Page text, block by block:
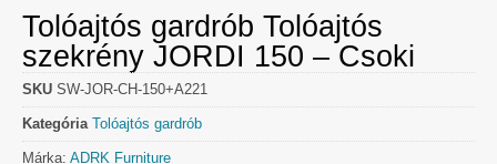
Tolóajtós gardrób Tolóajtós
szekrény JORDI 150 – Csoki
SKU SW-JOR-CH-150+A221
Kategória Tolóajtós gardrób
Márka: ADRK Furniture